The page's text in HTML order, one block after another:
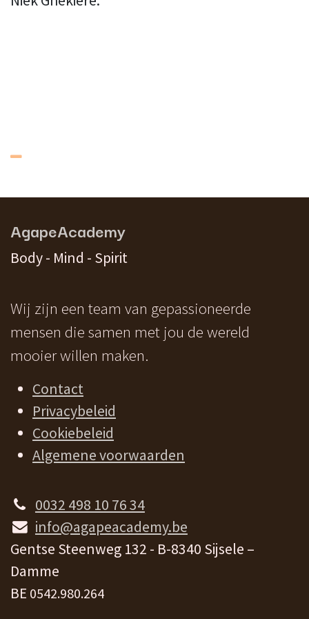
AgapeAcademy
Body - Mind - Spirit
Wij zijn een team van gepassioneerde
mensen die samen met jou de wereld
mooier willen maken.
Contact
Privacybeleid
Cookiebeleid
Algemene voorwaarden
0032 498 10 76 34
info@agapeacademy.be
Gentse Steenweg 132 - B-8340 Sijsele –
Damme
BE 0542.980.264